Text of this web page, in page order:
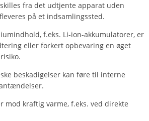
fra det udtjente apparat uden
på et indsamlingssted.
f.eks. Li-ion-akkumulatorer, er
eller forkert opbevaring en øget
beskadigelser kan føre til interne
mod kraftig varme, f.eks. ved direkte